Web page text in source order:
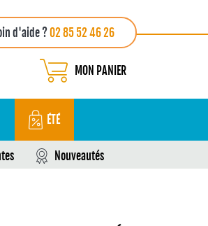
d'aide ?02 85 52 46 26
MON PANIER
ÉTÉ
Nouveautés